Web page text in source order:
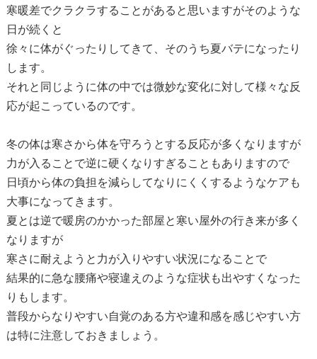
寒暖差でクラクラすることがあると思いますがそのような
日が続くと
徐々に体がぐったりしてきて、そのうち夏バテになったり
します。
それと同じように体の中では微妙な変化に対して様々な反
応が起こっているのです。
冬の体は寒さから体を守ろうとする反応が多くなりますが
力が入ることで逆に硬くなりすぎることもありますので
日頃から体の負担を減らしてなりにくくするようなケアも
大事になってきます。
夏とは逆で暖房のかかった部屋と寒い屋外の行き来が多く
なりますが
寒さに耐えようと力が入りやすい状況になることで
結果的に急な腰痛や寝違えのような症状も出やすくなった
りもします。
普段からなりやすい自覚のある方や違和感を感じやすい方
は特に注意しておきましょう。